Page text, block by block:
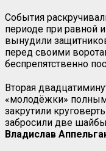
События
периоде при равной
вынудили
перед своими
беспрепятственно
Вторая
«молодёжки»
закрутили
забросили две
Владислав